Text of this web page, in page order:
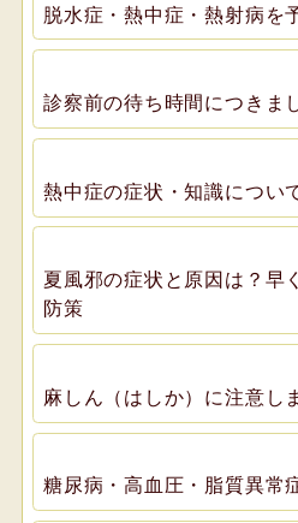
脱水症・熱中症・熱射病を
診察前の待ち時間につきま
熱中症の症状・知識につい
夏風邪の症状と原因は？早
防策
麻しん（はしか）に注意し
糖尿病・高血圧・脂質異常